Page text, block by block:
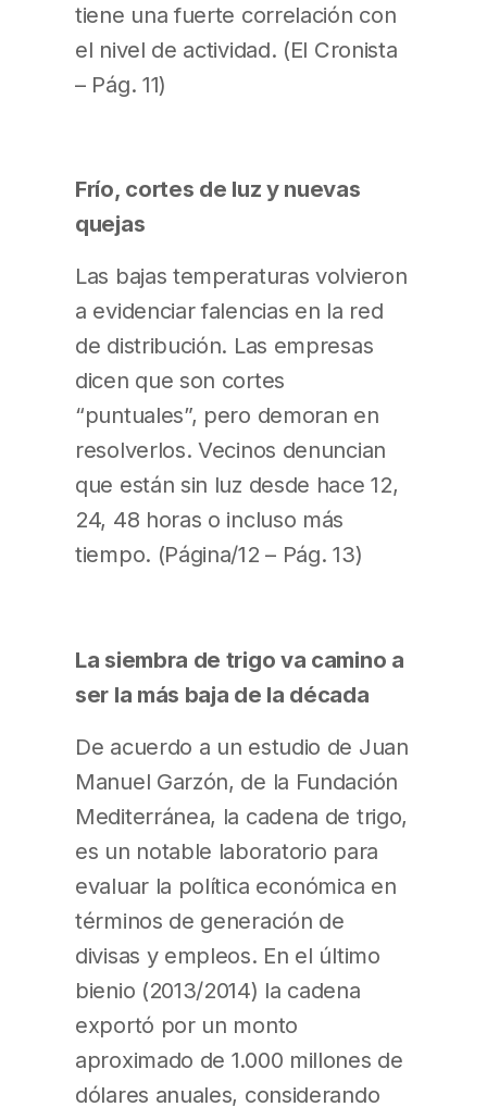
tiene una fuerte correlación con
el nivel de actividad. (El Cronista
– Pág. 11)
Frío, cortes de luz y nuevas
quejas
Las bajas temperaturas volvieron
a evidenciar falencias en la red
de distribución. Las empresas
dicen que son cortes
“puntuales”, pero demoran en
resolverlos. Vecinos denuncian
que están sin luz desde hace 12,
24, 48 horas o incluso más
tiempo. (Página/12 – Pág. 13)
La siembra de trigo va camino a
ser la más baja de la década
De acuerdo a un estudio de Juan
Manuel Garzón, de la Fundación
Mediterránea, la cadena de trigo,
es un notable laboratorio para
evaluar la política económica en
términos de generación de
divisas y empleos. En el último
bienio (2013/2014) la cadena
exportó por un monto
aproximado de 1.000 millones de
dólares anuales, considerando